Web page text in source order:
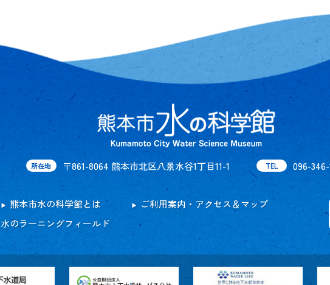
所在地 〒861-8064 熊本市北区八景水谷1丁目11-1 TEL 096-346-
熊本市水の科学館とは
ご利用案内・アクセス＆マップ
水のラーニングフィールド